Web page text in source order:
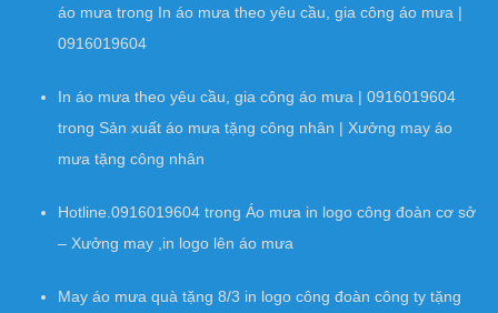
áo mưa trong In áo mưa theo yêu cầu, gia công áo mưa |
0916019604
In áo mưa theo yêu cầu, gia công áo mưa | 0916019604
trong Sản xuất áo mưa tặng công nhân | Xưởng may áo
mưa tặng công nhân
Hotline.0916019604 trong Áo mưa in logo công đoàn cơ sở
– Xưởng may ,in logo lên áo mưa
May áo mưa quà tặng 8/3 in logo công đoàn công ty tặng